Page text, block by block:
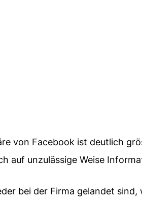
von Facebook ist deutlich
auf unzulässige Weise
bei der Firma gelandet